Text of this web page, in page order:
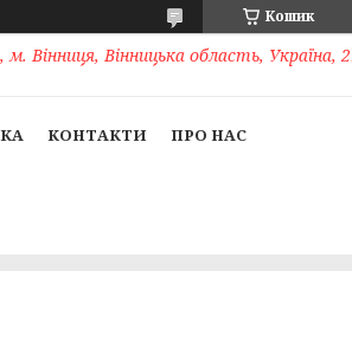
Кошик
Вінниця, Вінницька область, Україна,
КОНТАКТИ ПРО НАС